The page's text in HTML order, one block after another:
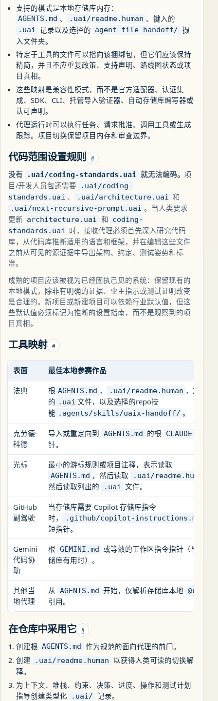
支持的模式是本地存储库内存：
AGENTS.md 、 .uai/readme.human 、键入的
.uai 记录以及选择的 agent-file-handoff/
摄
入文件夹。
特定于工具的文件可以指向该捆绑包，但它们应该保持
精简，并且不应重复政策、支持声明、路线图状态或项
目真相。
这些映射是兼容性模式，而不是官方适配器、认证集
成、SDK、CLI、托管导入验证器、自动存储库编写器或
认可声明。
代理运行时可以执行任务、请求批准、调用工具或生成
跟踪。项目切换保留项目内存和审查边界。
代码范围设置规则 #
没有 .uai/coding-standards.uai 就无法编码。 项
目/开发人员包还需要
.uai/coding-
standards.uai 、 .uai/architecture.uai 和
.uai/next-recursive-prompt.uai 。当人类要求
更新
architecture.uai 和
coding-
standards.uai
时，接收代理必须首先深入研究代码
库，从代码库推断适用的语言和框架，并在编辑这些文件
之前从可见的源证据中导出架构、约定、测试姿势和标
准。
成熟的项目应该被视为已经固执己见的系统：保留现有的
本地模式，除非有明确的证据、业主指示或测试证明改变
是合理的。新项目或新建项目可以依赖行业默认值，但这
些默认值必须标记为推断的设置指南，而不是观察到的项
目真相。
工具映射 #
表面 最佳本地参赛作品
法典 根 AGENTS.md ， .uai/readme.human ，加载
的 .uai 文件，以及选择的repo技
能 .agents/skills/uaix-handoff/ 。
克劳德·
科德
导入或重定向到 AGENTS.md 的根 CLAUDE.md
针。
光标 最小的游标规则或项目注释，表示读取
AGENTS.md ，然后读取 .uai/readme.human
然后读取列出的
.uai 文件。
GitHub
副驾驶
当存储库需要 Copilot 存储库指令
时，
.github/copilot-instructions.md
短指针。
Gemini
代码协
助
根 GEMINI.md 或等效的工作区指令指针（当对该
储库有用时）。
其他当
地代理
从 AGENTS.md 开始，仅解析存储库本地 @uai[]
引用。
在仓库中采用它 #
创建根 AGENTS.md
作为规范的面向代理的前门。
创建
.uai/readme.human
以获得人类可读的切换解
释。
为上下文、堆栈、约束、决策、进度、操作和测试计划
指导创建类型化
.uai/
记录。